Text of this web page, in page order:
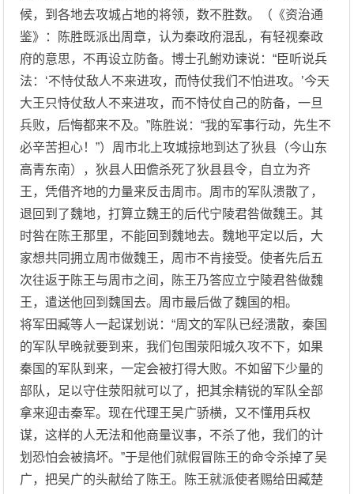
候，到各地去攻城占地的将领，数不胜数。（《资治通
鉴》：陈胜既派出周章，认为秦政府混乱，有轻视秦政
府的意思，不再设立防备。博士孔鲋劝谏说：“臣听说兵
法：‘不恃仗敌人不来进攻，而恃仗我们不怕进攻。’今天
大王只恃仗敌人不来进攻，而不恃仗自己的防备，一旦
兵败，后悔都来不及。”陈胜说：“我的军事行动，先生不
必辛苦担心！”）周市北上攻城掠地到达了狄县（今山东
高青东南），狄县人田儋杀死了狄县县令，自立为齐
王，凭借齐地的力量来反击周市。周市的军队溃散了，
退回到了魏地，打算立魏王的后代宁陵君咎做魏王。其
时咎在陈王那里，不能回到魏地去。魏地平定以后，大
家想共同拥立周市做魏王，周市不肯接受。使者先后五
次往返于陈王与周市之间，陈王乃答应立宁陵君咎做魏
王，遣送他回到魏国去。周市最后做了魏国的相。
将军田臧等人一起谋划说：“周文的军队已经溃散，秦国
的军队早晚就要到来，我们包围荥阳城久攻不下，如果
秦国的军队到来，一定会被打得大败。不如留下少量的
部队，足以守住荥阳就可以了，把其余精锐的军队全部
拿来迎击秦军。现在代理王吴广骄横，又不懂用兵权
谋，这样的人无法和他商量议事，不杀了他，我们的计
划恐怕会被搞坏。”于是他们就假冒陈王的命令杀掉了吴
广，把吴广的头献给了陈王。陈王就派使者赐给田臧楚